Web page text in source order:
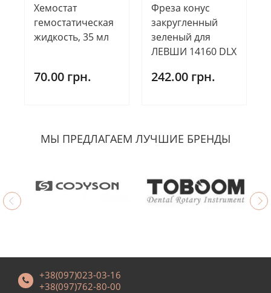
Хемостат
гемостатическая
жидкость, 35 мл
70.00 грн.
Фреза конус
закругленный
зеленый для
ЛЕВШИ 14160 DLX
242.00 грн.
МЫ ПРЕДЛАГАЕМ ЛУЧШИЕ БРЕНДЫ
+38(097)023-03-16
+38(097)762-80-00